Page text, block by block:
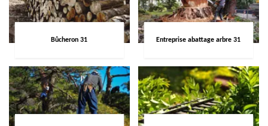
Bûcheron 31 Entreprise abattage arbre 31